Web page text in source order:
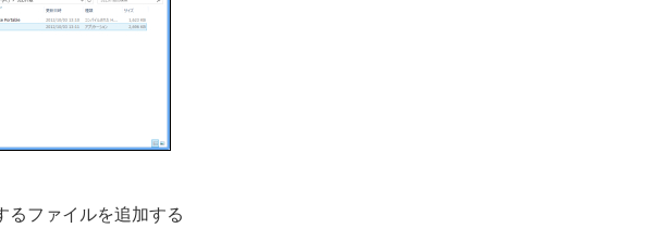
るファイルを追加する